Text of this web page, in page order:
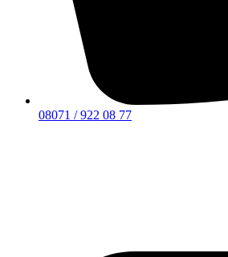
08071 / 922 08 77